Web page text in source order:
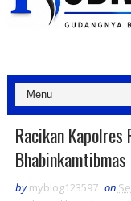
Racikan
by myblog123597 on